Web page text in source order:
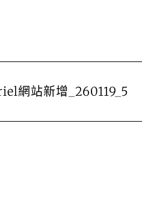
網站新增_260119_5